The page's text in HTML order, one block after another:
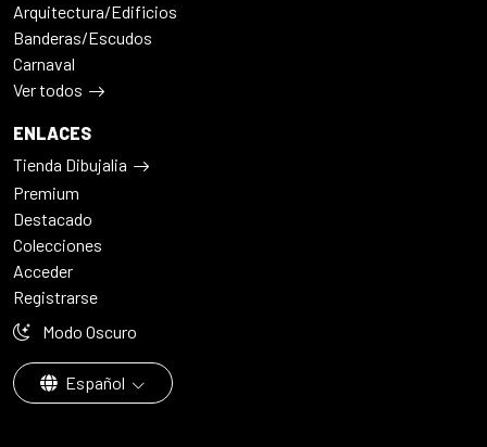
Arquitectura/Edificios
Banderas/Escudos
Carnaval
Ver todos
ENLACES
Tienda Dibujalia
Premium
Destacado
Colecciones
Acceder
Registrarse
Modo Oscuro
Español